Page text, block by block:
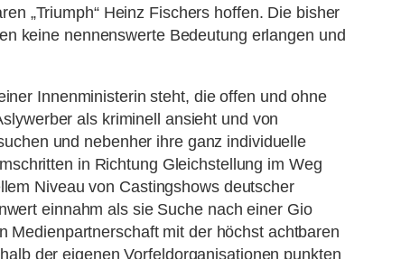
„Triumph“ Heinz Fischers hoffen. Die bisher
keine nennenswerte Bedeutung erlangen und
Innenministerin steht, die offen und ohne
als kriminell ansieht und von
und nebenher ihre ganz individuelle
in Richtung Gleichstellung im Weg
Niveau von Castingshows deutscher
einnahm als sie Suche nach einer Gio
Medienpartnerschaft mit der höchst achtbaren
der eigenen Vorfeldorganisationen punkten